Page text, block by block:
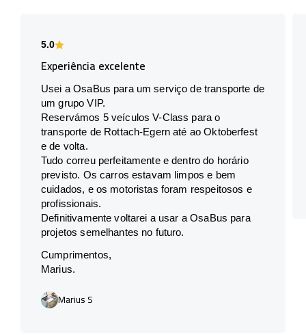
5.0
Experiência excelente
Usei a OsaBus para um serviço de transporte de
um grupo VIP.
Reservámos 5 veículos V-Class para o
transporte de Rottach-Egern até ao Oktoberfest
e de volta.
Tudo correu perfeitamente e dentro do horário
previsto. Os carros estavam limpos e bem
cuidados, e os motoristas foram respeitosos e
profissionais.
Definitivamente voltarei a usar a OsaBus para
projetos semelhantes no futuro.
Cumprimentos,
Marius.
Marius S